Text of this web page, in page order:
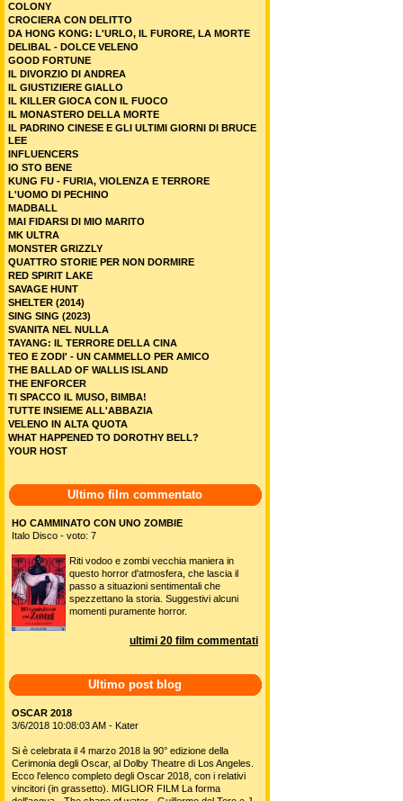
COLONY
CROCIERA CON DELITTO
DA HONG KONG: L'URLO, IL FURORE, LA MORTE
DELIBAL - DOLCE VELENO
GOOD FORTUNE
IL DIVORZIO DI ANDREA
IL GIUSTIZIERE GIALLO
IL KILLER GIOCA CON IL FUOCO
IL MONASTERO DELLA MORTE
IL PADRINO CINESE E GLI ULTIMI GIORNI DI BRUCE
LEE
INFLUENCERS
IO STO BENE
KUNG FU - FURIA, VIOLENZA E TERRORE
L'UOMO DI PECHINO
MADBALL
MAI FIDARSI DI MIO MARITO
MK ULTRA
MONSTER GRIZZLY
QUATTRO STORIE PER NON DORMIRE
RED SPIRIT LAKE
SAVAGE HUNT
SHELTER (2014)
SING SING (2023)
SVANITA NEL NULLA
TAYANG: IL TERRORE DELLA CINA
TEO E ZODI' - UN CAMMELLO PER AMICO
THE BALLAD OF WALLIS ISLAND
THE ENFORCER
TI SPACCO IL MUSO, BIMBA!
TUTTE INSIEME ALL'ABBAZIA
VELENO IN ALTA QUOTA
WHAT HAPPENED TO DOROTHY BELL?
YOUR HOST
Ultimo film commentato
HO CAMMINATO CON UNO ZOMBIE
Italo Disco - voto: 7
Riti vodoo e zombi vecchia maniera in
questo horror d'atmosfera, che lascia il
passo a situazioni sentimentali che
spezzettano la storia. Suggestivi alcuni
momenti puramente horror.
ultimi 20 film commentati
Ultimo post blog
OSCAR 2018
3/6/2018 10:08:03 AM - Kater
Si è celebrata il 4 marzo 2018 la 90° edizione della
Cerimonia degli Oscar, al Dolby Theatre di Los Angeles.
Ecco l'elenco completo degli Oscar 2018, con i relativi
vincitori (in grassetto). MIGLIOR FILM La forma